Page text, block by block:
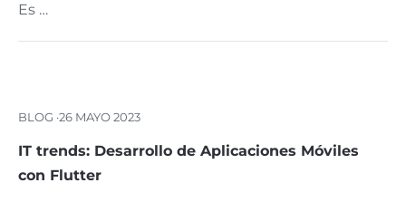
Es …
BLOG ·26 MAYO 2023
IT trends: Desarrollo de Aplicaciones Móviles
con Flutter